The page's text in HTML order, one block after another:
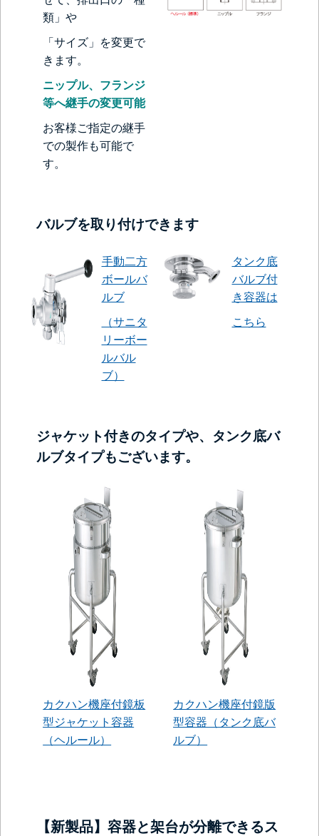
類」や
「サイズ」を変更で
きます。
ニップル、フランジ
等へ継手の変更可能
お客様ご指定の継手
での製作も可能で
す。
バルブを取り付けできます
手動二方
ボールバ
ルブ
（サニタ
リーボー
ルバル
ブ）
タンク底
バルブ付
き容器は
こちら
ジャケット付きのタイプや、タンク底バ
ルブタイプもございます。
カクハン機座付鏡板
型ジャケット容器
（ヘルール）
カクハン機座付鏡版
型容器（タンク底バ
ルブ）
【新製品】容器と架台が分離できるス